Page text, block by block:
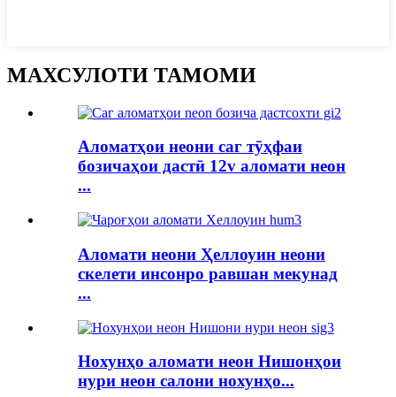
МАХСУЛОТИ ТАМОМИ
Аломатҳои неони саг тӯҳфаи
бозичаҳои дастӣ 12v аломати неон
...
Аломати неони Ҳеллоуин неони
скелети инсонро равшан мекунад
...
Нохунҳо аломати неон Нишонҳои
нури неон салони нохунҳо...